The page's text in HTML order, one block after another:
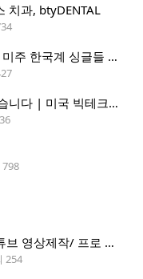
치과, btyDENTAL
Couple.net 1:1 50만쌍 글로벌 매칭 - 미주 한국계 싱글들 모이세요
남편이 하루 아침에 레이오프를 당했습니다 | 미국 빅테크의 현실
798
웹사이트 제작/ 컴퓨터 문제해결/ 유튜브 영상제작/ 프로 사진촬영
254